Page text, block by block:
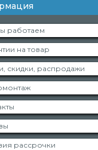
работаем
на товар
скидки, распродажи
рассрочки